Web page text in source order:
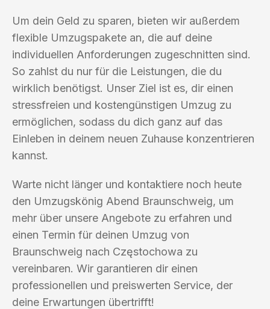
Um dein Geld zu sparen, bieten wir außerdem
flexible Umzugspakete an, die auf deine
individuellen Anforderungen zugeschnitten sind.
So zahlst du nur für die Leistungen, die du
wirklich benötigst. Unser Ziel ist es, dir einen
stressfreien und kostengünstigen Umzug zu
ermöglichen, sodass du dich ganz auf das
Einleben in deinem neuen Zuhause konzentrieren
kannst.
Warte nicht länger und kontaktiere noch heute
den Umzugskönig Abend Braunschweig, um
mehr über unsere Angebote zu erfahren und
einen Termin für deinen Umzug von
Braunschweig nach Częstochowa zu
vereinbaren. Wir garantieren dir einen
professionellen und preiswerten Service, der
deine Erwartungen übertrifft!